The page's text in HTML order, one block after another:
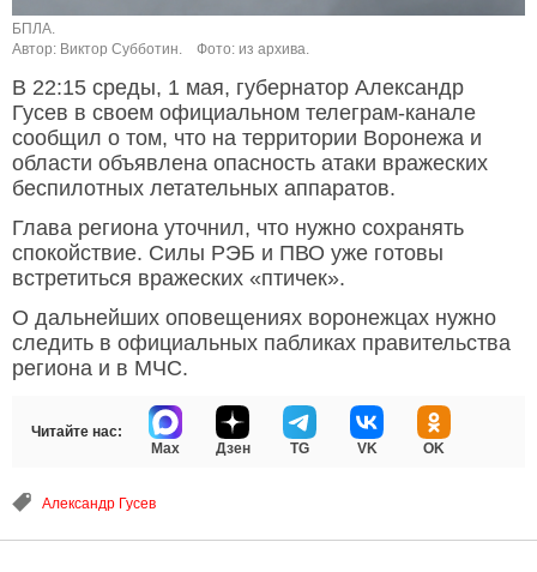
БПЛА.
Автор: Виктор Субботин.
Фото: из архива.
В 22:15 среды, 1 мая, губернатор Александр
Гусев в своем официальном телеграм-канале
сообщил о том, что на территории Воронежа и
области объявлена опасность атаки вражеских
беспилотных летательных аппаратов.
Глава региона уточнил, что нужно сохранять
спокойствие. Силы РЭБ и ПВО уже готовы
встретиться вражеских «птичек».
О дальнейших оповещениях воронежцах нужно
следить в официальных пабликах правительства
региона и в МЧС.
Читайте нас:
Max
Дзен TG VK OK
Александр Гусев